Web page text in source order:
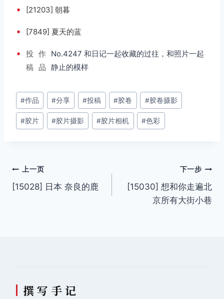
• [21203] 朝暮
• [7849] 夏天的蓝
•
投
稿
作
品
No.4247 和日记一起收藏的过往，和照片一起
静止的模样
文
章
标
#作品 #分享 #投稿 #胶卷 #胶卷摄影
#胶片 #胶片摄影 #胶片相机 #色彩
文
章
上一页
[15028] 日本 奈良的鹿
下一步
[15030] 想和你走遍北
京所有大街小巷
撰 写 手 记